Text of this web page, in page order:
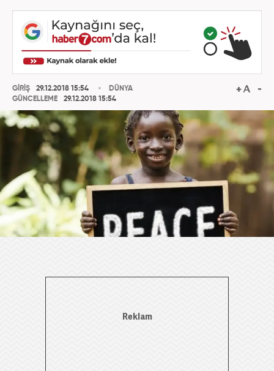
GİRİŞ
29.12.2018 15:54
GÜNCELLEME
29.12.2018 15:54
DÜNYA